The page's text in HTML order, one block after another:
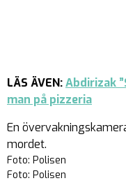
LÄS ÄVEN:Abdirizak
man på pizzeria
En
mordet.
Foto: Polisen
Foto: Polisen